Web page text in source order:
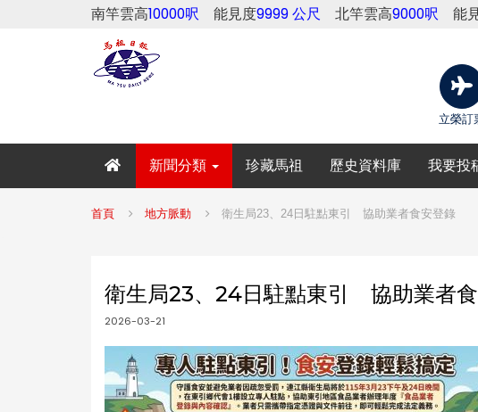
南竿雲高10000呎 能見度9999 公尺 北竿雲高9000呎 能
立榮訂
新聞分類 珍藏馬祖 歷史資料庫 我要投
首頁 地方脈動 衛生局23、24日駐點東引 協助業者食安登錄
衛生局23、24日駐點東引 協助業者
2026-03-21